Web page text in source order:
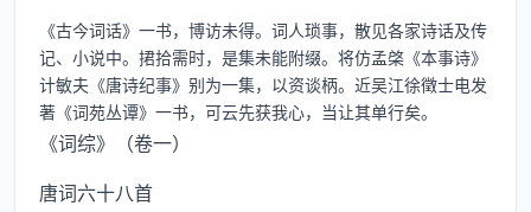
《古今词话》一书，博访未得。词人琐事，散见各家诗话及传
记、小说中。捃拾需时，是集未能附缀。将仿孟棨《本事诗》
计敏夫《唐诗纪事》别为一集，以资谈柄。近吴江徐徵士电发
《词综》（卷一）
唐词六十八首